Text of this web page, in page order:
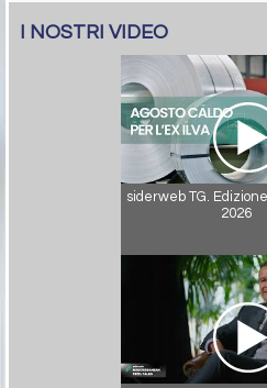
I NOSTRI VIDEO
siderweb TG.
2026